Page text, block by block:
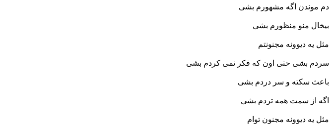
دم موندن اگه مشهورم بشی
بیخال منو منظورم بشی
مثل یه دیوونه مجنونتم
سردم بشی حتی اون که فکر نمی کردم بشی
باعث سکته و سر دردم بشی
اگه از سمت همه تردم بشی
مثل یه دیوونه مجنون توام